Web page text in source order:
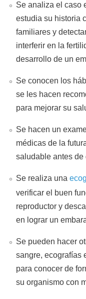
Se analiza el caso
estudia su historia
familiares y
interferir en la
desarrollo de un
Se conocen los
se les hacen
para mejorar su
Se hacen un
médicas de la
saludable antes de
Se realiza una
verificar el buen
reproductor y
en lograr un
Se pueden hacer
sangre, ecografías
para conocer de
su organismo con